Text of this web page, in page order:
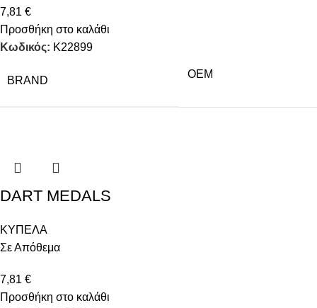
7,81 €
Προσθήκη στο καλάθι
Κωδικός: Κ22899
BRAND
OEM
DART MEDALS
ΚΥΠΕΛΑ
Σε Απόθεμα
7,81 €
Προσθήκη στο καλάθι